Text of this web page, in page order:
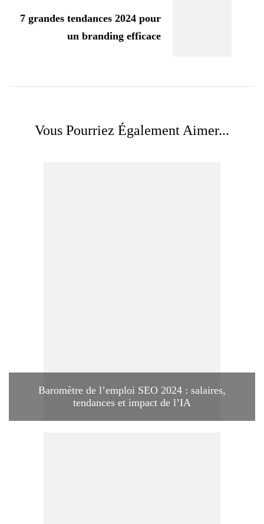
7 grandes tendances 2024 pour
un branding efficace
Vous Pourriez Également Aimer...
Baromètre de l’emploi SEO 2024 : salaires,
tendances et impact de l’IA